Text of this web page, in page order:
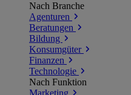
Nach Branche
Agenturen
Beratungen
Bildung
Konsumgüter
Finanzen
Technologie
Nach Funktion
Marketing